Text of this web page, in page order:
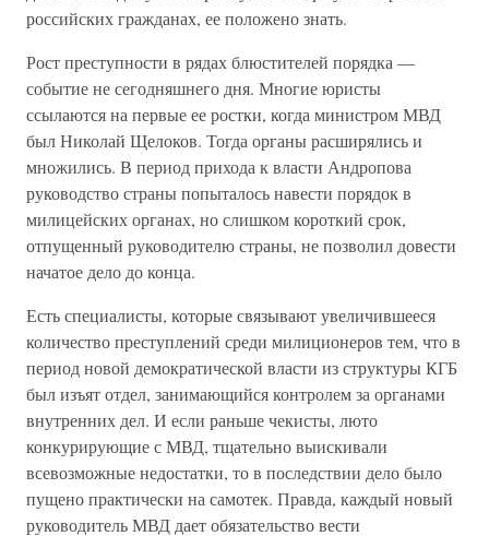
российских гражданах, ее положено знать.
Рост преступности в рядах блюстителей порядка —
событие не сегодняшнего дня. Многие юристы
ссылаются на первые ее ростки, когда министром МВД
был Николай Щелоков. Тогда органы расширялись и
множились. В период прихода к власти Андропова
руководство страны попыталось навести порядок в
милицейских органах, но слишком короткий срок,
отпущенный руководителю страны, не позволил довести
начатое дело до конца.
Есть специалисты, которые связывают увеличившееся
количество преступлений среди милиционеров тем, что в
период новой демократической власти из структуры КГБ
был изъят отдел, занимающийся контролем за органами
внутренних дел. И если раньше чекисты, люто
конкурирующие с МВД, тщательно выискивали
всевозможные недостатки, то в последствии дело было
пущено практически на самотек. Правда, каждый новый
руководитель МВД дает обязательство вести